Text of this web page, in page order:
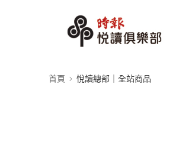
首頁 悅讀總部｜全站商品